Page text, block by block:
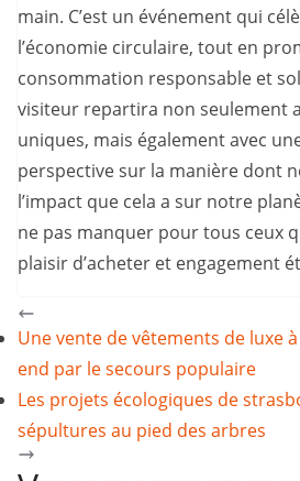
main. C’est un événement qui
l’économie circulaire, tout en
consommation responsable et
visiteur repartira non seulement
uniques, mais également avec
perspective sur la manière dont
l’impact que cela a sur notre
ne pas manquer pour tous ceux
plaisir d’acheter et engagement
Une vente de vêtements de luxe
end par le secours populaire
Les projets écologiques de
sépultures au pied des arbres